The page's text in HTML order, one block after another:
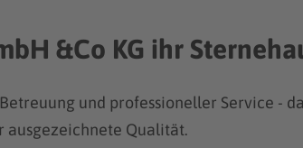
&Co KG ihr
und professioneller Service -
ausgezeichnete Qualität.